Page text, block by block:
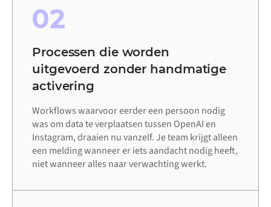
02
Processen die worden
uitgevoerd zonder handmatige
activering
Workflows waarvoor eerder een persoon nodig
was om data te verplaatsen tussen OpenAI en
Instagram, draaien nu vanzelf. Je team krijgt alleen
een melding wanneer er iets aandacht nodig heeft,
niet wanneer alles naar verwachting werkt.